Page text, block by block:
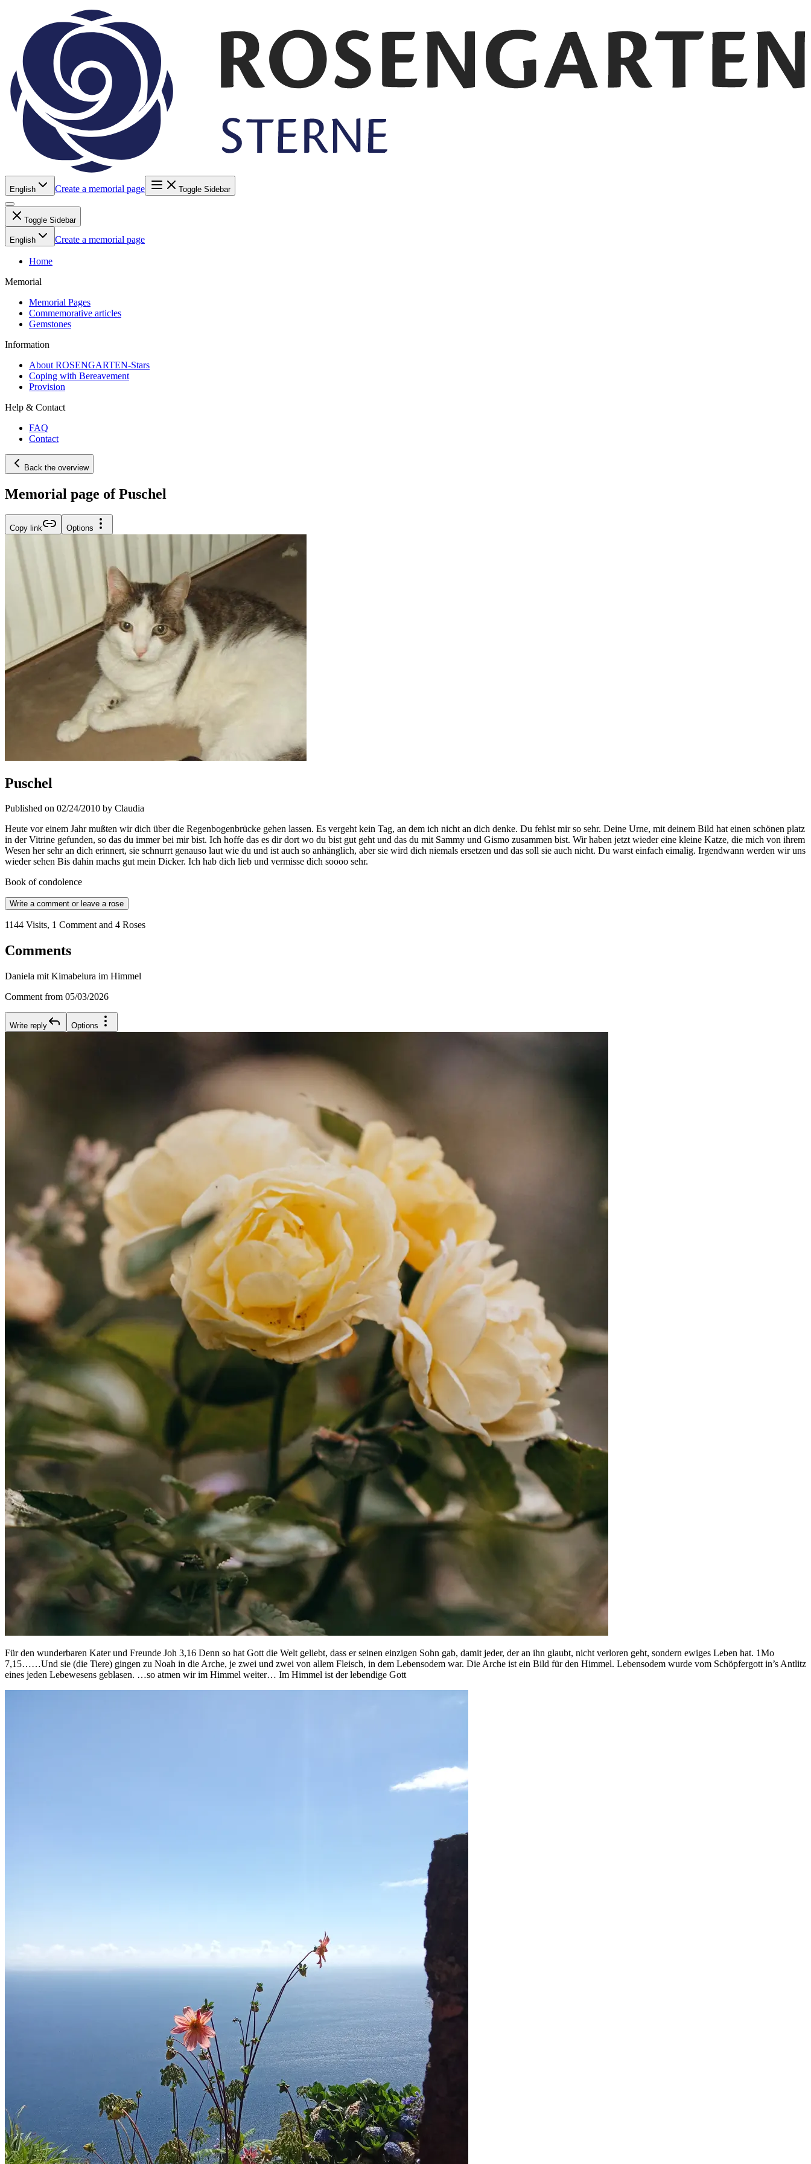
English Create a memorial page Toggle Sidebar
Toggle Sidebar
English Create a memorial page
Home
Memorial
Memorial Pages
Commemorative articles
Gemstones
Information
About ROSENGARTEN-Stars
Coping with Bereavement
Provision
Help & Contact
FAQ
Contact
Back the overview
Memorial page of Puschel
Copy link Options
Puschel
Published on 02/24/2010 by Claudia
Heute vor einem Jahr mußten wir dich über die Regenbogenbrücke gehen lassen. Es vergeht kein Tag, an dem ich nicht an dich denke. Du fehlst mir so sehr. Deine Urne, mit deinem Bild hat einen schönen platz
in der Vitrine gefunden, so das du immer bei mir bist. Ich hoffe das es dir dort wo du bist gut geht und das du mit Sammy und Gismo zusammen bist. Wir haben jetzt wieder eine kleine Katze, die mich von ihrem
Wesen her sehr an dich erinnert, sie schnurrt genauso laut wie du und ist auch so anhänglich, aber sie wird dich niemals ersetzen und das soll sie auch nicht. Du warst einfach eimalig. Irgendwann werden wir uns
wieder sehen Bis dahin machs gut mein Dicker. Ich hab dich lieb und vermisse dich soooo sehr.
Book of condolence
Write a comment or leave a rose
1144 Visits, 1 Comment and 4 Roses
Comments
Daniela mit Kimabelura im Himmel
Comment from 05/03/2026
Write reply Options
Für den wunderbaren Kater und Freunde Joh 3,16 Denn so hat Gott die Welt geliebt, dass er seinen einzigen Sohn gab, damit jeder, der an ihn glaubt, nicht verloren geht, sondern ewiges Leben hat. 1Mo
7,15……Und sie (die Tiere) gingen zu Noah in die Arche, je zwei und zwei von allem Fleisch, in dem Lebensodem war. Die Arche ist ein Bild für den Himmel. Lebensodem wurde vom Schöpfergott in’s Antlitz
eines jeden Lebewesens geblasen. …so atmen wir im Himmel weiter… Im Himmel ist der lebendige Gott